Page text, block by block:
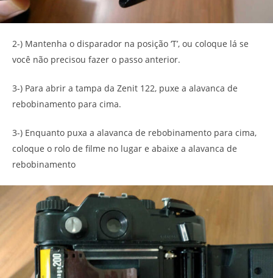
2-) Mantenha o disparador na posição ‘T’, ou coloque lá se
você não precisou fazer o passo anterior.
3-) Para abrir a tampa da Zenit 122, puxe a alavanca de
rebobinamento para cima.
3-) Enquanto puxa a alavanca de rebobinamento para cima,
coloque o rolo de filme no lugar e abaixe a alavanca de
rebobinamento